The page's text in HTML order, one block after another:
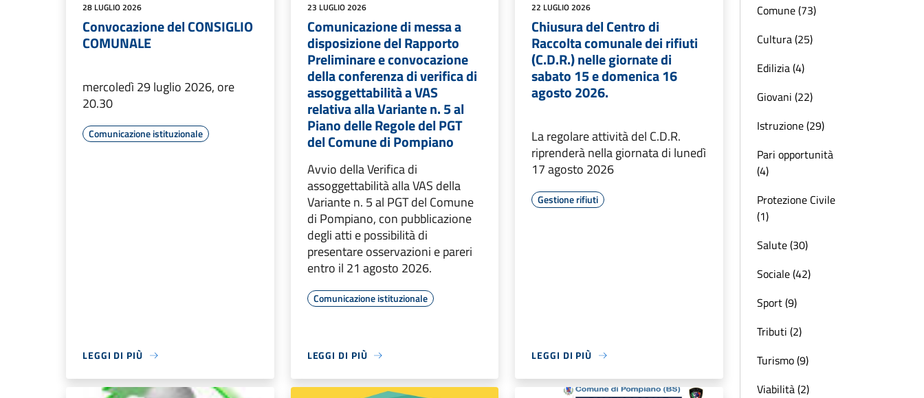
28 LUGLIO 2026
Convocazione del CONSIGLIO
COMUNALE
mercoledì 29 luglio 2026, ore
20.30
Comunicazione istituzionale
LEGGI DI PIÙ
23 LUGLIO 2026
Comunicazione di messa a
disposizione del Rapporto
Preliminare e convocazione
della conferenza di verifica di
assoggettabilità a VAS
relativa alla Variante n. 5 al
Piano delle Regole del PGT
del Comune di Pompiano
Avvio della Verifica di
assoggettabilità alla VAS della
Variante n. 5 al PGT del Comune
di Pompiano, con pubblicazione
degli atti e possibilità di
presentare osservazioni e pareri
entro il 21 agosto 2026.
Comunicazione istituzionale
LEGGI DI PIÙ
22 LUGLIO 2026
Chiusura del Centro di
Raccolta comunale dei rifiuti
(C.D.R.) nelle giornate di
sabato 15 e domenica 16
agosto 2026.
La regolare attività del C.D.R.
riprenderà nella giornata di lunedì
17 agosto 2026
Gestione rifiuti
LEGGI DI PIÙ
Comune (73)
Cultura (25)
Edilizia (4)
Giovani (22)
Istruzione (29)
Pari opportunità
(4)
Protezione Civile
(1)
Salute (30)
Sociale (42)
Sport (9)
Tributi (2)
Turismo (9)
Viabilità (2)